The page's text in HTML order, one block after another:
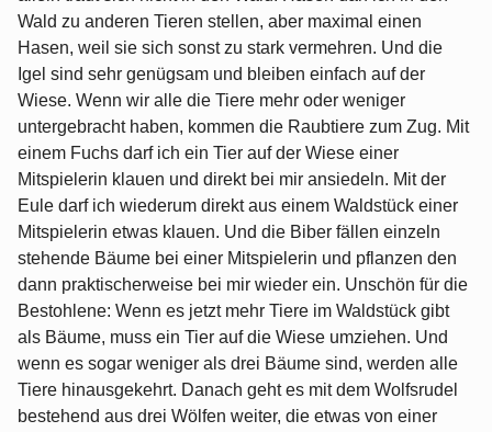
Wald zu anderen Tieren stellen, aber maximal einen
Hasen, weil sie sich sonst zu stark vermehren. Und die
Igel sind sehr genügsam und bleiben einfach auf der
Wiese. Wenn wir alle die Tiere mehr oder weniger
untergebracht haben, kommen die Raubtiere zum Zug. Mit
einem Fuchs darf ich ein Tier auf der Wiese einer
Mitspielerin klauen und direkt bei mir ansiedeln. Mit der
Eule darf ich wiederum direkt aus einem Waldstück einer
Mitspielerin etwas klauen. Und die Biber fällen einzeln
stehende Bäume bei einer Mitspielerin und pflanzen den
dann praktischerweise bei mir wieder ein. Unschön für die
Bestohlene: Wenn es jetzt mehr Tiere im Waldstück gibt
als Bäume, muss ein Tier auf die Wiese umziehen. Und
wenn es sogar weniger als drei Bäume sind, werden alle
Tiere hinausgekehrt. Danach geht es mit dem Wolfsrudel
bestehend aus drei Wölfen weiter, die etwas von einer